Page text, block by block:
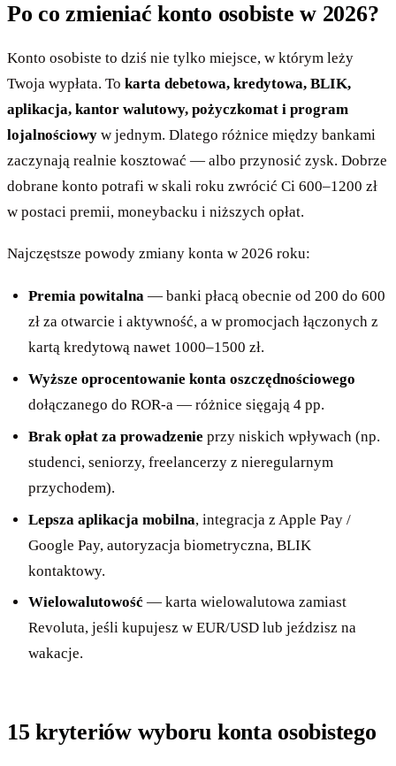
Po co zmieniać konto osobiste w 2026?
Konto osobiste to dziś nie tylko miejsce, w którym leży
Twoja wypłata. To karta debetowa, kredytowa, BLIK,
aplikacja, kantor walutowy, pożyczkomat i program
lojalnościowy w jednym. Dlatego różnice między bankami
zaczynają realnie kosztować — albo przynosić zysk. Dobrze
dobrane konto potrafi w skali roku zwrócić Ci 600–1200 zł
w postaci premii, moneybacku i niższych opłat.
Najczęstsze powody zmiany konta w 2026 roku:
Premia powitalna — banki płacą obecnie od 200 do 600
zł za otwarcie i aktywność, a w promocjach łączonych z
kartą kredytową nawet 1000–1500 zł.
Wyższe oprocentowanie konta oszczędnościowego
dołączanego do ROR-a — różnice sięgają 4 pp.
Brak opłat za prowadzenie przy niskich wpływach (np.
studenci, seniorzy, freelancerzy z nieregularnym
przychodem).
Lepsza aplikacja mobilna, integracja z Apple Pay /
Google Pay, autoryzacja biometryczna, BLIK
kontaktowy.
Wielowalutowość — karta wielowalutowa zamiast
Revoluta, jeśli kupujesz w EUR/USD lub jeździsz na
wakacje.
15 kryteriów wyboru konta osobistego